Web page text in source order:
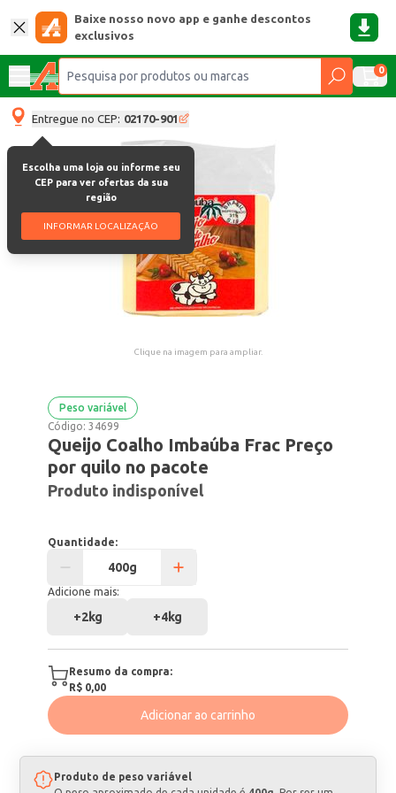
Baixe nosso novo app e ganhe descontos
exclusivos
0
Entregue no CEP: 02170-901
Escolha uma loja ou informe seu
CEP para ver ofertas da sua
região
INFORMAR LOCALIZAÇÃO
Clique na imagem para ampliar.
Peso variável
Código:34699
Queijo Coalho Imbaúba Frac Preço
por quilo no pacote
Produto indisponível
Quantidade:
Adicione mais:
+2kg +4kg
Resumo da compra:
R$ 0,00
Adicionar ao carrinho
Produto de peso variável